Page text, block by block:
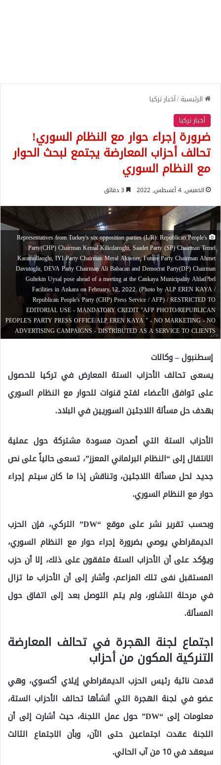
الرئيسية/أخبار تركيا
أخبار تركيا
ضرورة إجراء حوار مع النظام السوري!
تحالف أحزاب المعارضة يجتمع لبحث الحوار
مع النظام السوري
الخميس, 4 أغسطس, 2022
Representatives from Turkey's six opposition parties (L/R): Republican People's
Party(CHP) Chairman Kemal Kilicdaroglu, Saadet Party (SP) Chairman Temel
Karamollaoglu, IYI Party Chairman Meral Aksener, Future Party Chairman Ahmet
Davutoglu, DEVA Party Chairman Ali Babacan and Democrat Party(DP) Chairman
Gultekin Uysal pose ahead of a meeting at the Cankaya Municipality Ahlatl?bel
Facilities in Ankara on February 12, 2022. (Photo by ALP EREN KAYA /
Republican People's Party (CHP) Press Service / AFP) / RESTRICTED TO
EDITORIAL USE - MANDATORY CREDIT "AFP PHOTO/REPUBLICAN
PEOPLE'S PARTY PRESS OFFICE/ALP EREN KAYA " - NO MARKETING - NO
ADVERTISING CAMPAIGNS - DISTRIBUTED AS A SERVICE TO CLIENTS
إسطنبول – وكالات
يسعى تحالف الأحزاب الستة المعارض في تركيا للحصول
على توافق الأعضاء لفتح قنوات للحوار مع النظام السوري
بهدف حل مسألة اللاجئين السوريين في البلاد.
الأحزاب الستة التي أصدرت مسودة مشتركة حول عملية
الانتقال إلى “النظام البرلماني المعزز”، تسعى حالياً على نص
جديد لحل مسألة اللاجئين، وتناقش إذا ما كان سيتم إجراء
حوار مع النظام السوري.
وبحسب تقرير نشر على موقع “DW” التركي، فإن الحزب
الديمقراطي يوصي بضرورة إجراء حوار مع النظام السوري،
ويؤكد على أن الأحزاب الستة متفقون على ذلك، إلا أن حزب
المستقبل نفى تلك المزاعم، وأشار إلى أن الأحزاب ما تزال
في مرحلة التشاور، ولم يتم التوصل بعد إلى اتفاق حول
المسألة.
اجتماع لجنة الهجرة في تحالف المعارضة
التنركية المكون من أحزاب
قدمت نائبة رئيس الحزب الديمقراطي إيلاي أكسوي، وهي
عضو في لجنة الهجرة التي أنشأها تحالف الأحزاب الستة،
معلومات إلى “DW” حول عمل اللجنة، حيث أشارت إلى أن
اللجنة عقدت اجتماعين حتى الآن، وبأن الاجتماع الثالث
سيعقد في 10 من آب الحالي.